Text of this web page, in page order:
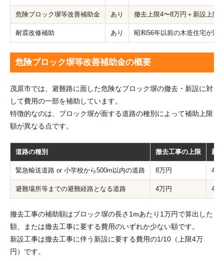
危険ブロック塀等改善補助金 あり 撤去上限4〜8万円＋新設上限
耐震改修補助 あり 昭和56年以前の木造住宅が対
危険ブロック塀等改善補助金の概要
茂原市では、避難路に面した危険なブロック塀の撤去・新設に対
して費用の一部を補助しています。
特徴的なのは、ブロック塀が面する道路の種別によって補助上限
額が異なる点です。
道路の種別 撤去工事の上限 新
緊急輸送道路 or 小学校から500m以内の道路 8万円 4万
避難場所等までの避難経路となる道路 4万円 4万
撤去工事の補助額はブロック塀の長さ1mあたり1万円で算出した
額、または撤去工事に要する費用のいずれか少ない額です。
新設工事は撤去工事に伴う新設に要する費用の1/10（上限4万
円）です。